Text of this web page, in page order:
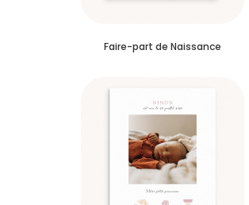
Faire-part de Naissance